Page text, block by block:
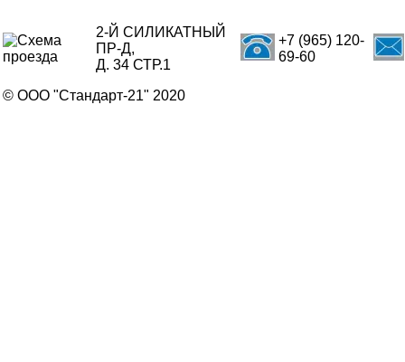
2-Й СИЛИКАТНЫЙ
ПР-Д,
Д. 34 СТР.1
+7 (965) 120-
69-60
© ООО "Стандарт-21" 2020